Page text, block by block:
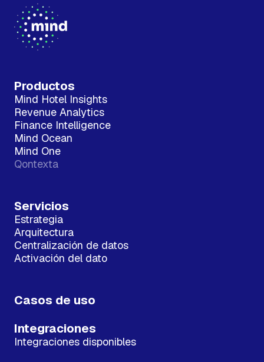
Productos
Mind Hotel Insights
Revenue Analytics
Finance Intelligence
Mind Ocean
Mind One
Qontexta
Servicios
Estrategia
Arquitectura
Centralización de datos
Activación del dato
Casos de uso
Integraciones
Integraciones disponibles